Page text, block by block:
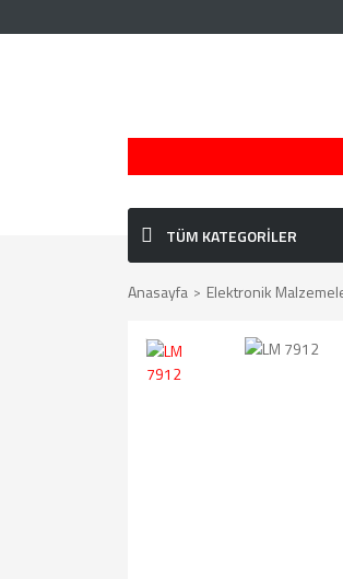
TÜM KATEGORİLER
Anasayfa Elektronik